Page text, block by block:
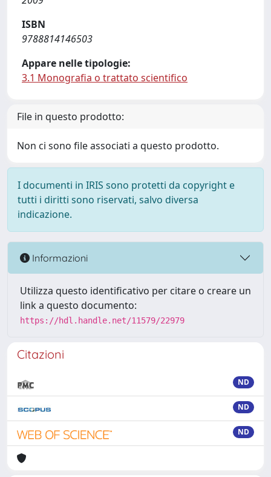
ISBN
9788814146503
Appare nelle tipologie:
3.1 Monografia o trattato scientifico
File in questo prodotto:
Non ci sono file associati a questo prodotto.
I documenti in IRIS sono protetti da copyright e
tutti i diritti sono riservati, salvo diversa
indicazione.
Informazioni
Utilizza questo identificativo per citare o creare un
link a questo documento:
https://hdl.handle.net/11579/22979
Citazioni
ND
ND
ND